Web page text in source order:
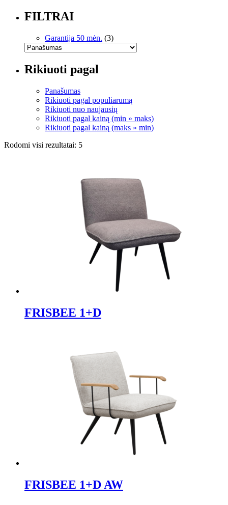
FILTRAI
Garantija 50 mėn. (3)
Rikiuoti pagal
Panašumas
Rikiuoti pagal populiarumą
Rikiuoti nuo naujausių
Rikiuoti pagal kainą (min » maks)
Rikiuoti pagal kainą (maks » min)
Rodomi visi rezultatai: 5
FRISBEE 1+D
FRISBEE 1+D AW